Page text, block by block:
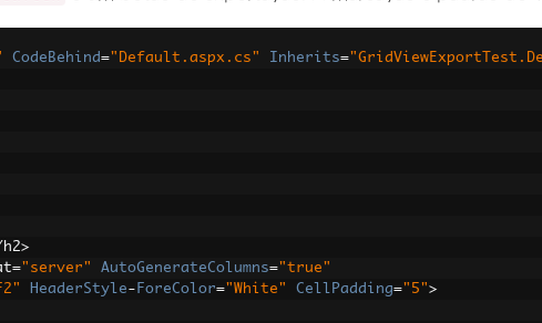
CodeBehind="Default.aspx.cs" Inherits=
h2>
="server" AutoGenerateColumns="true"
HeaderStyle- ForeColor="White" CellPadding="5">